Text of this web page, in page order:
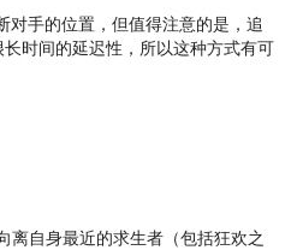
对手的位置，但值得注意的是，追
时间的延迟性，所以这种方式有可
离自身最近的求生者（包括狂欢之